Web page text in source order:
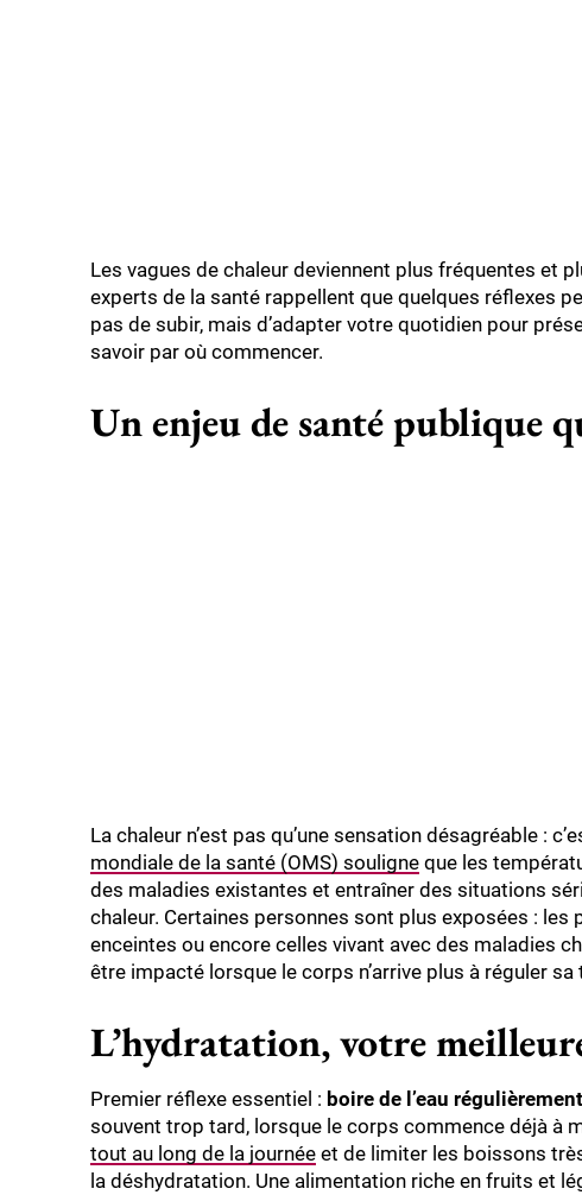
Les vagues de chaleur deviennent plus fréquentes et
experts de la santé rappellent que quelques réflexes
pas de subir, mais d’adapter votre quotidien pour
savoir par où commencer.
Un enjeu de santé publique
La chaleur n’est pas qu’une sensation désagréable :
mondiale de la santé (OMS) souligne que les
des maladies existantes et entraîner des situations
chaleur. Certaines personnes sont plus exposées :
enceintes ou encore celles vivant avec des maladies
être impacté lorsque le corps n’arrive plus à réguler sa
L’hydratation, votre
Premier réflexe essentiel : boire de l’eau régulièrement
souvent trop tard, lorsque le corps commence déjà à
tout au long de la journée et de limiter les boissons
la déshydratation. Une alimentation riche en fruits et